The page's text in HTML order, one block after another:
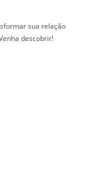
sua relação
descobrir!